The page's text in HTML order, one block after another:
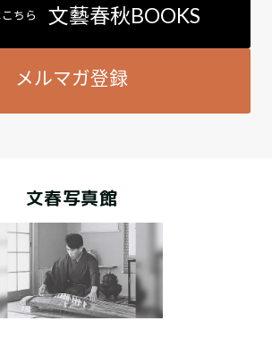
こちら 文藝春秋BOOKS
メルマガ登録
文春写真館